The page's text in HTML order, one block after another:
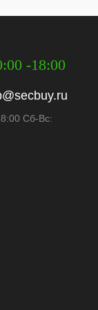
-18:00
Сб-Вс: